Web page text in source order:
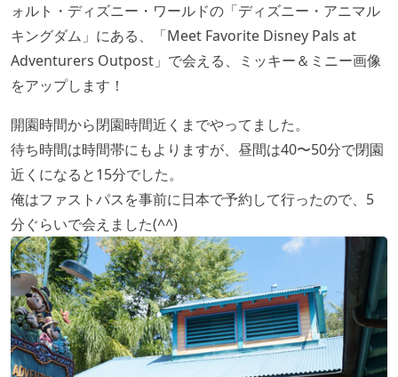
ォルト・ディズニー・ワールドの「ディズニー・アニマル
キングダム」にある、「Meet Favorite Disney Pals at
Adventurers Outpost」で会える、ミッキー＆ミニー画像
をアップします！
開園時間から閉園時間近くまでやってました。
待ち時間は時間帯にもよりますが、昼間は40〜50分で閉園
近くになると15分でした。
俺はファストパスを事前に日本で予約して行ったので、5
分ぐらいで会えました(^^)